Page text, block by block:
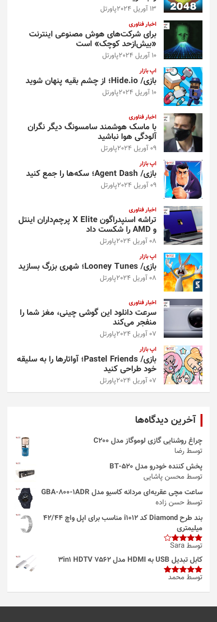
13 آوریل 2024 پاورتل
اخبار فناوری
برای شرکت‌های هوش مصنوعی اینترنت
«بیش‌از‌حد کوچک» است
10 آوریل 2024 پاورتل
اپ بازار
بازی/ Hide.io؛ از چشم بقیه پنهان شوید
10 آوریل 2024 پاورتل
اخبار فناوری
با ماسک هوشمند سامسونگ دیگر نگران
آلودگی هوا نباشید
09 آوریل 2024 پاورتل
اپ بازار
بازی/ Agent Dash؛ سکه‌ها را جمع کنید
09 آوریل 2024 پاورتل
اخبار فناوری
تراشه اسنپدراگون X Elite پرچم‌داران اینتل
و AMD را شکست داد
08 آوریل 2024 پاورتل
اپ بازار
بازی/ Looney Tunes؛ شهری بزرگ بسازید
08 آوریل 2024 پاورتل
اخبار فناوری
سرعت دانلود این گوشی چینی، مغز شما را
منفجر می‌کند
07 آوریل 2024 پاورتل
اپ بازار
بازی/ Pastel Friends؛ آواتارها را به سلیقه
خود طراحی کنید
07 آوریل 2024 پاورتل
آخرین دیدگاه‌ها
چراغ روشنایی گازی لوموگاز مدل C200
توسط رضا
پخش کننده خودرو مدل 520-BT
توسط محسن پاشایی
ساعت مچی عقربه‌ای مردانه کاسیو مدل GBA-800-1ADR
توسط حسن زاده
بند طرح Diamond کد i1012 مناسب برای اپل واچ 42/44
میلیمتری
امتیاز4
از 5
توسط Sara
کابل تبدیل USB به HDMI مدل 3in1 HDTV 7562
امتیاز5از
توسط محمد